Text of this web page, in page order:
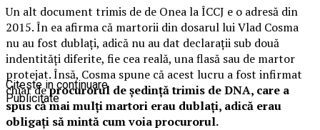
Un alt document trimis de de Onea la ÎCCJ e o adresă din
2015. În ea afirma că martorii din dosarul lui Vlad Cosma
nu au fost dublați, adică nu au dat declarații sub două
indentități diferite, fie cea reală, una flasă sau de martor
protejat. Însă, Cosma spune că acest lucru a fost infirmat
chiar deprocurorul de ședință trimis de DNA, care a
spus că mai mulți martori erau dublați, adică erau
obligați să mintă cum voia procurorul.
Citeste in continuare
Publicitate